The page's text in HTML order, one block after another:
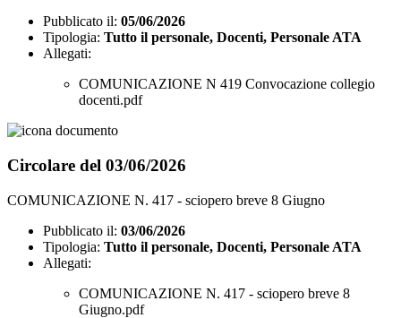
Pubblicato il: 05/06/2026
Tipologia: Tutto il personale, Docenti, Personale ATA
Allegati:
COMUNICAZIONE N 419 Convocazione collegio
docenti.pdf
Circolare del 03/06/2026
COMUNICAZIONE N. 417 - sciopero breve 8 Giugno
Pubblicato il: 03/06/2026
Tipologia: Tutto il personale, Docenti, Personale ATA
Allegati:
COMUNICAZIONE N. 417 - sciopero breve 8
Giugno.pdf